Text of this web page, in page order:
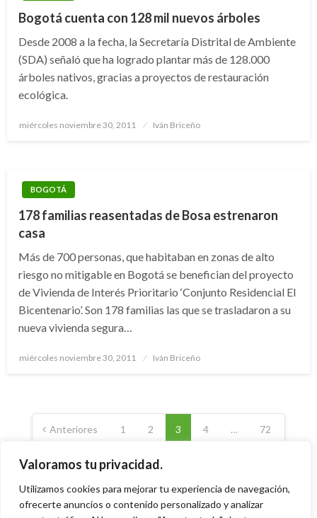
Valoramos tu privacidad.
Utilizamos cookies para mejorar tu experiencia de navegación,
ofrecerte anuncios o contenido personalizado y analizar
Bogotá cuenta con 128 mil nuevos árboles
Desde 2008 a la fecha, la Secretaría Distrital de Ambiente
(SDA) señaló que ha logrado plantar más de 128.000
árboles nativos, gracias a proyectos de restauración
ecológica.
Publicado
miércoles noviembre 30, 2011 Iván Briceño
BOGOTÁ
178 familias reasentadas de Bosa estrenaron
casa
Más de 700 personas, que habitaban en zonas de alto
riesgo no mitigable en Bogotá se benefician del proyecto
de Vivienda de Interés Prioritario ‘Conjunto Residencial El
Bicentenario’. Son 178 familias las que se trasladaron a su
nueva vivienda segura…
Publicado
miércoles noviembre 30, 2011 Iván Briceño
Paginación
de Anteriores 1 2 3 4 … 72